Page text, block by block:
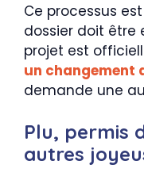
Ce processus
dossier doit être
projet est
un changement
demande une
Plu, permis
autres